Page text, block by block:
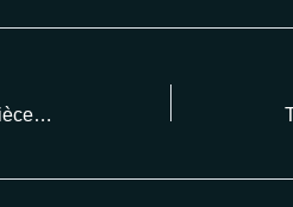
Piece auto valence : trouvez vos pièces détachées pas chères en 2025